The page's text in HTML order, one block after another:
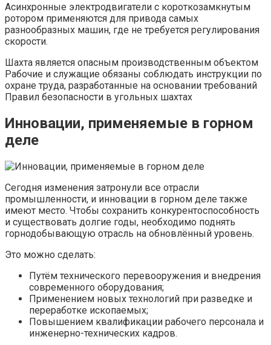
Асинхронные электродвигатели с короткозамкнутым
ротором применяются для привода самых
разнообразных машин, где не требуется регулирования
скорости.
Шахта является опасным производственным объектом
Рабочие и служащие обязаны соблюдать инструкции по
охране труда, разработанные на основании требований
Правил безопасности в угольных шахтах
Инновации, применяемые в горном
деле
Сегодня изменения затронули все отрасли
промышленности, и инновации в горном деле также
имеют место. Чтобы сохранить конкурентоспособность
и существовать долгие годы, необходимо поднять
горнодобывающую отрасль на обновлённый уровень.
Это можно сделать:
Путём технического перевооружения и внедрения
современного оборудования;
Применением новых технологий при разведке и
переработке ископаемых;
Повышением квалификации рабочего персонала и
инженерно-технических кадров.